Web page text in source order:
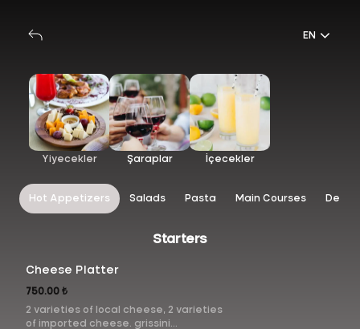
EN
Yiyecekler Şaraplar İçecekler
Hot Appetizers Salads Pasta Main Courses
Starters
Cheese Platter
750.00 ₺
2 varieties of local cheese, 2 varieties
of imported cheese. grissini